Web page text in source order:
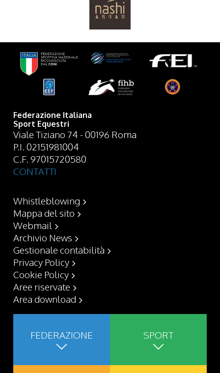
Federazione Italiana
Sport Equestri
Viale Tiziano 74 - 00196 Roma
P.I. 02151981004
C.F. 97015720580
CONTATTI
Whistleblowing
Mappa del sito
Webmail
Archivio News
Gestionale contabilità
Privacy Policy
Cookie Policy
Aree riservate
Area download
FEDERAZIONE SPORT